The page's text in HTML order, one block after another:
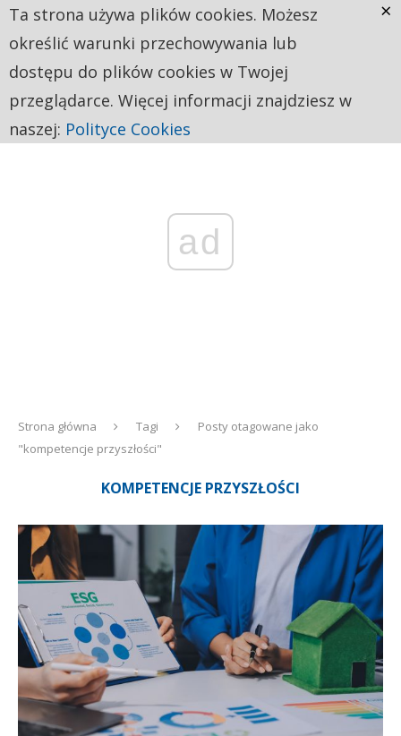
ad
Strona główna Tagi
Posty otagowane jako
"kompetencje przyszłości"
KOMPETENCJE PRZYSZŁOŚCI
Ta strona używa plików cookies. Możesz
określić warunki przechowywania lub
dostępu do plików cookies w Twojej
przeglądarce. Więcej informacji znajdziesz w
naszej: Polityce Cookies
×